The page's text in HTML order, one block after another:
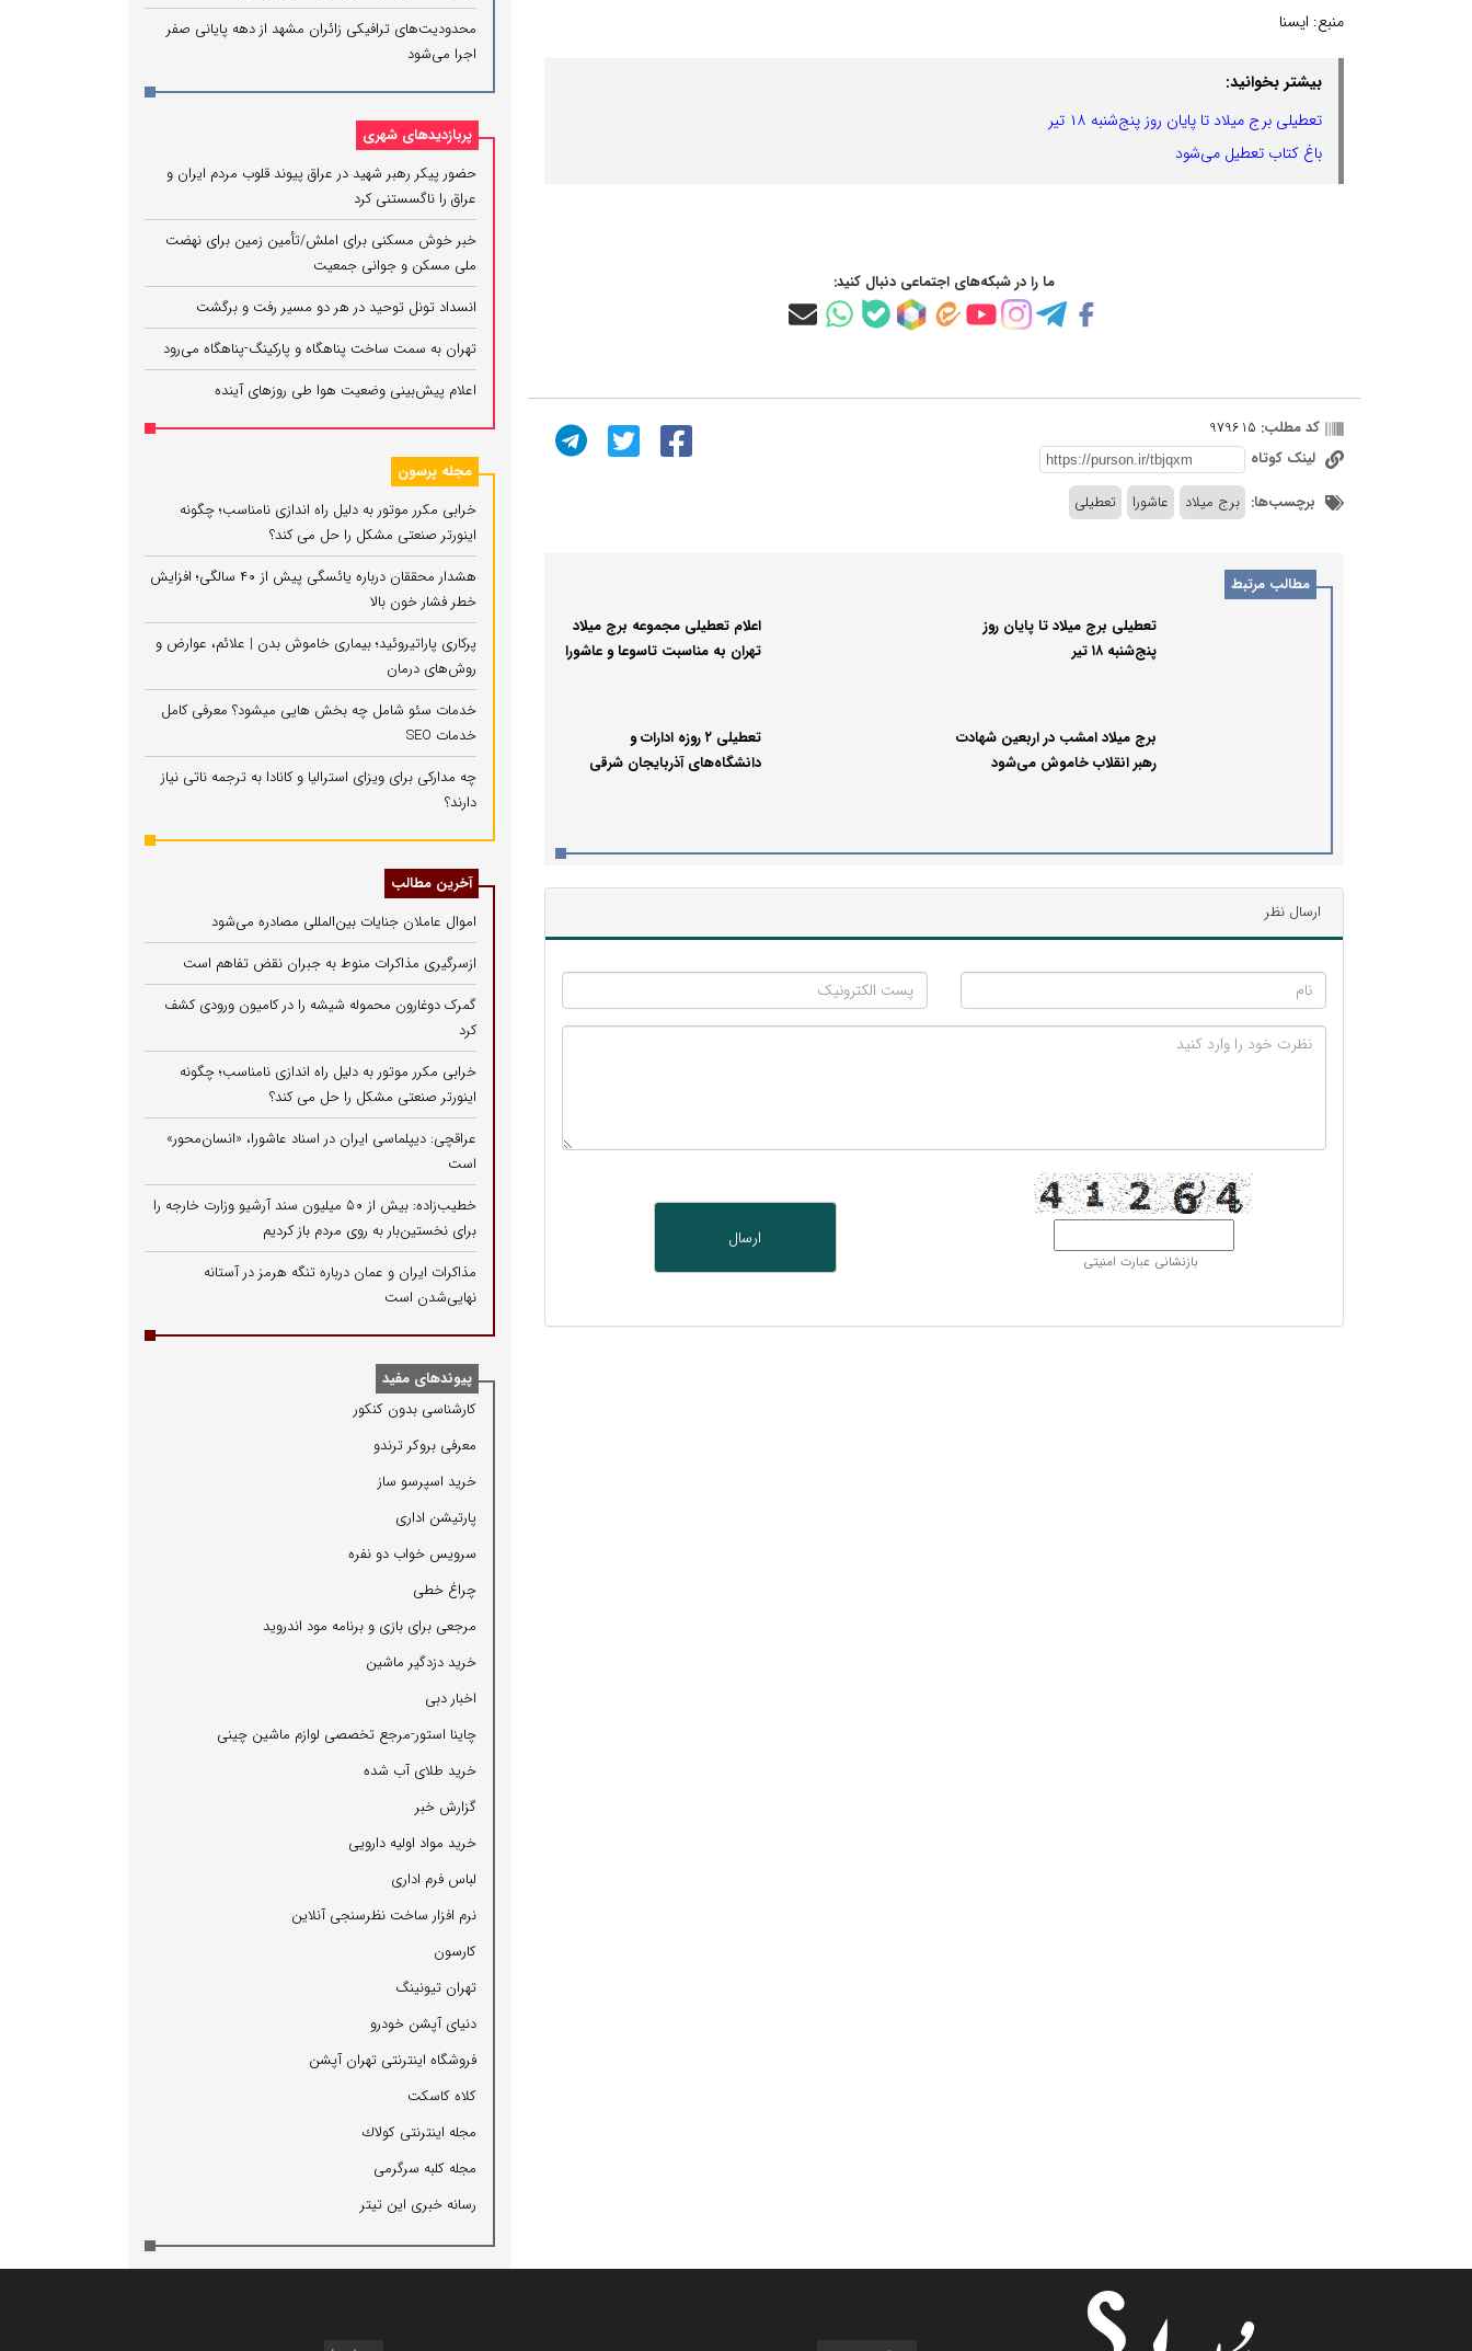
منبع: ایسنا
بیشتر بخوانید:
تعطیلی برج میلاد تا پایان روز پنج‌شنبه ۱۸ تیر
باغ کتاب تعطیل می‌شود
ما را در شبکه‌های اجتماعی دنبال کنید:
کد مطلب: 979615
لینک کوتاه
برچسب‌ها: برج میلاد عاشورا تعطیلی
مطالب مرتبط
تعطیلی برج میلاد تا پایان روز
پنج‌شنبه ۱۸ تیر
اعلام تعطیلی مجموعه برج میلاد
تهران به مناسبت تاسوعا و عاشورا
برج میلاد امشب در اربعین شهادت
رهبر انقلاب خاموش می‌شود
تعطیلی ۲ روزه ادارات و
دانشگاه‌های آذربایجان شرقی
ارسال نظر
بازنشانی عبارت امنیتی
محدودیت‌های ترافیکی زائران مشهد از دهه پایانی صفر
اجرا می‌شود
پربازدیدهای شهری
حضور پیکر رهبر شهید در عراق پیوند قلوب مردم ایران و
عراق را ناگسستنی کرد
خبر خوش مسکنی برای املش/تأمین زمین برای نهضت
ملی مسکن و جوانی جمعیت
انسداد تونل توحید در هر دو مسیر رفت و برگشت
تهران به سمت ساخت پناهگاه و پارکینگ‌-پناهگاه می‌رود
اعلام پیش‌بینی وضعیت هوا طی روزهای آینده
مجله پرسون
خرابی مکرر موتور به دلیل راه‌ اندازی نامناسب؛ چگونه
اینورتر صنعتی مشکل را حل می‌ کند؟
هشدار محققان درباره یائسگی پیش از ۴۰ سالگی؛ افزایش
خطر فشار خون بالا
پرکاری پاراتیروئید؛ بیماری خاموش بدن | علائم، عوارض و
روش‌های درمان
خدمات سئو شامل چه بخش هایی میشود؟ معرفی کامل
خدمات SEO
چه مدارکی برای ویزای استرالیا و کانادا به ترجمه ناتی نیاز
دارند؟
آخرین مطالب
اموال عاملان جنایات بین‌المللی مصادره می‌شود
ازسرگیری مذاکرات منوط به جبران نقض تفاهم است
گمرک دوغارون محموله شیشه را در کامیون ورودی کشف
کرد
خرابی مکرر موتور به دلیل راه‌ اندازی نامناسب؛ چگونه
اینورتر صنعتی مشکل را حل می‌ کند؟
عراقچی: دیپلماسی ایران در اسناد عاشورا، «انسان‌محور»
است
خطیب‌زاده: بیش از ۵۰ میلیون سند آرشیو وزارت خارجه را
برای نخستین‌بار به روی مردم باز کردیم
مذاکرات ایران و عمان درباره تنگه هرمز در آستانه
نهایی‌شدن است
پیوندهای مفید
كارشناسی بدون كنكور
معرفی بروكر ترندو
خرید اسپرسو ساز
پارتیشن اداری
سرویس خواب دو نفره
چراغ خطی
مرجعی برای بازی و برنامه مود اندروید
خرید دزدگیر ماشین
اخبار دبی
چاینا استور-مرجع تخصصی لوازم ماشین چینی
خرید طلای آب شده
گزارش خبر
خرید مواد اولیه دارویی
لباس فرم اداری
نرم افزار ساخت نظرسنجی آنلاین
كارسون
تهران تیونینگ
دنیای آپشن خودرو
فروشگاه اینترنتی تهران آپشن
كلاه كاسكت
مجله اینترنتی كولاك
مجله كلبه سرگرمی
رسانه خبری این تیتر